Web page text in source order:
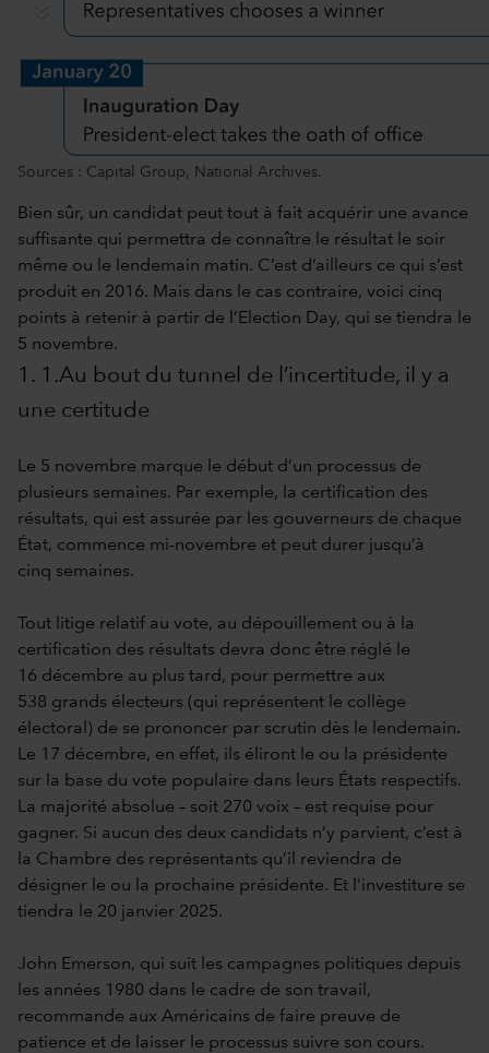
Sources : Capital Group, National Archives.
Bien sûr, un candidat peut tout à fait acquérir une avance
suffisante qui permettra de connaître le résultat le soir
même ou le lendemain matin. C’est d’ailleurs ce qui s’est
produit en 2016. Mais dans le cas contraire, voici cinq
points à retenir à partir de l’Election Day, qui se tiendra le
5 novembre.
1. 1.Au bout du tunnel de l’incertitude, il y a
une certitude
Le 5 novembre marque le début d’un processus de
plusieurs semaines. Par exemple, la certification des
résultats, qui est assurée par les gouverneurs de chaque
État, commence mi-novembre et peut durer jusqu’à
cinq semaines.
Tout litige relatif au vote, au dépouillement ou à la
certification des résultats devra donc être réglé le
16 décembre au plus tard, pour permettre aux
538 grands électeurs (qui représentent le collège
électoral) de se prononcer par scrutin dès le lendemain.
Le 17 décembre, en effet, ils éliront le ou la présidente
sur la base du vote populaire dans leurs États respectifs.
La majorité absolue – soit 270 voix – est requise pour
gagner. Si aucun des deux candidats n’y parvient, c’est à
la Chambre des représentants qu’il reviendra de
désigner le ou la prochaine présidente. Et l’investiture se
tiendra le 20 janvier 2025.
John Emerson, qui suit les campagnes politiques depuis
les années 1980 dans le cadre de son travail,
recommande aux Américains de faire preuve de
patience et de laisser le processus suivre son cours.